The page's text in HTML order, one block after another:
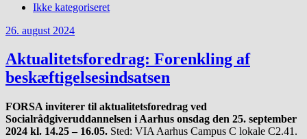
Ikke kategoriseret
26. august 2024
Aktualitetsforedrag: Forenkling af
beskæftigelsesindsatsen
FORSA inviterer til aktualitetsforedrag ved
Socialrådgiveruddannelsen i Aarhus onsdag den 25. september
2024 kl. 14.25 – 16.05. Sted: VIA Aarhus Campus C lokale C2.41.